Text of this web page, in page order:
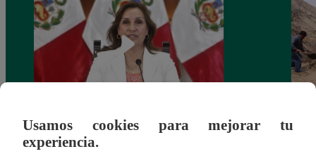
Congreso: proponen que el aumento del
salario presidencial se aplique desde 2026
Las
Usamos cookies para mejorar tu
experiencia.